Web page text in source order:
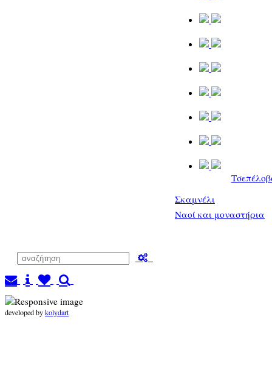
Σκαμνέλι
Ναοί και μοναστήρια
developed bykolydart